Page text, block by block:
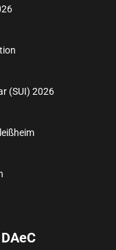
(SUI) 2026